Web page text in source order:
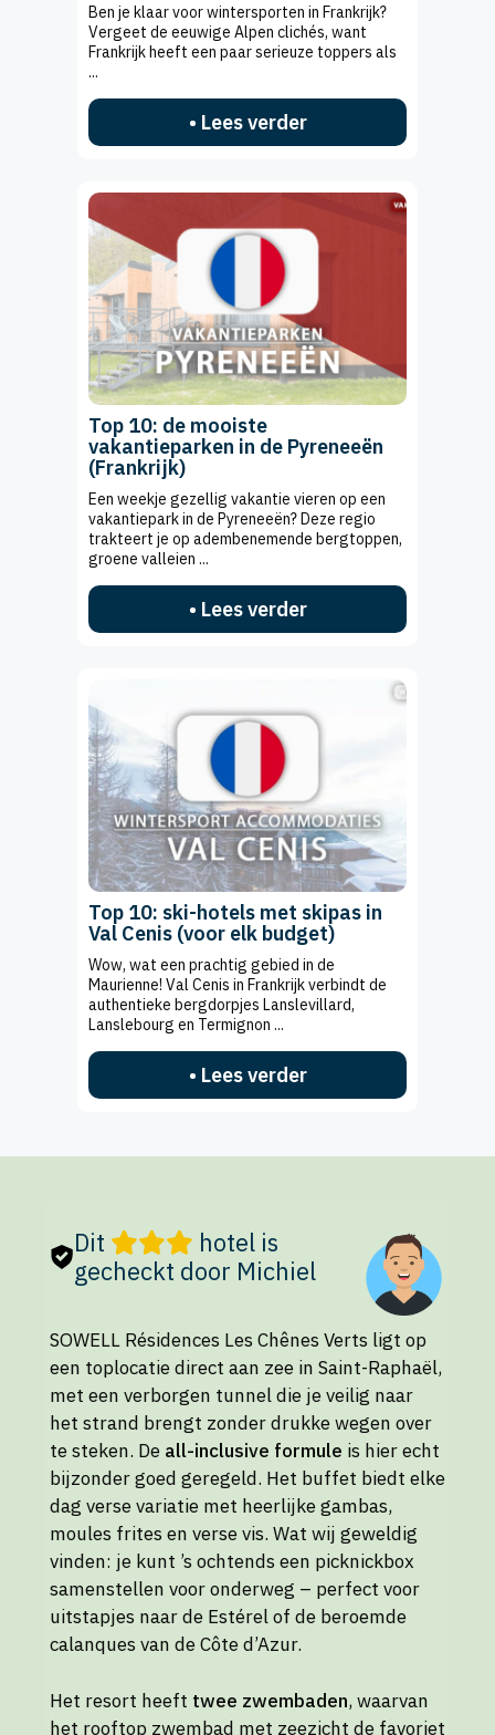
Ben je klaar voor wintersporten in Frankrijk?
Vergeet de eeuwige Alpen clichés, want
Frankrijk heeft een paar serieuze toppers als
...
• Lees verder
Top 10: de mooiste
vakantieparken in de Pyreneeën
(Frankrijk)
Een weekje gezellig vakantie vieren op een
vakantiepark in de Pyreneeën? Deze regio
trakteert je op adembenemende bergtoppen,
groene valleien ...
• Lees verder
Top 10: ski-hotels met skipas in
Val Cenis (voor elk budget)
Wow, wat een prachtig gebied in de
Maurienne! Val Cenis in Frankrijk verbindt de
authentieke bergdorpjes Lanslevillard,
Lanslebourg en Termignon ...
• Lees verder
Dit
hotel is
gecheckt door Michiel
SOWELL Résidences Les Chênes Verts ligt op
een toplocatie direct aan zee in Saint-Raphaël,
met een verborgen tunnel die je veilig naar
het strand brengt zonder drukke wegen over
te steken. De all-inclusive formule is hier echt
bijzonder goed geregeld. Het buffet biedt elke
dag verse variatie met heerlijke gambas,
moules frites en verse vis. Wat wij geweldig
vinden: je kunt ’s ochtends een picknickbox
samenstellen voor onderweg – perfect voor
uitstapjes naar de Estérel of de beroemde
calanques van de Côte d’Azur.
Het resort heeft twee zwembaden, waarvan
het rooftop zwembad met zeezicht de favoriet